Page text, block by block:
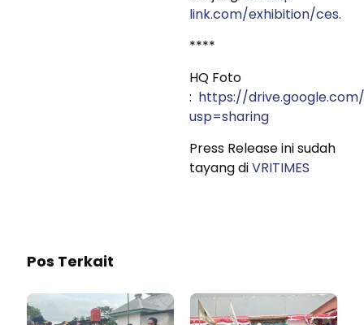
link.com/exhibition/ces.
****
HQ Foto
: https://drive.google.com/
usp=sharing
Press Release ini sudah
tayang diVRITIMES
Pos Terkait